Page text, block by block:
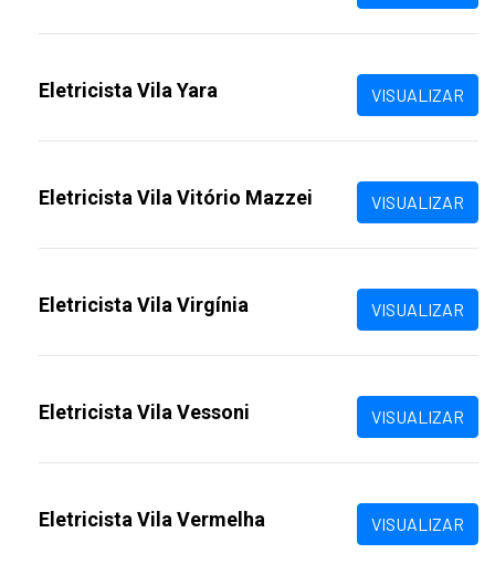
Eletricista Vila Yara VISUALIZAR
Eletricista Vila Vitório Mazzei VISUALIZAR
Eletricista Vila Virgínia VISUALIZAR
Eletricista Vila Vessoni VISUALIZAR
Eletricista Vila Vermelha VISUALIZAR